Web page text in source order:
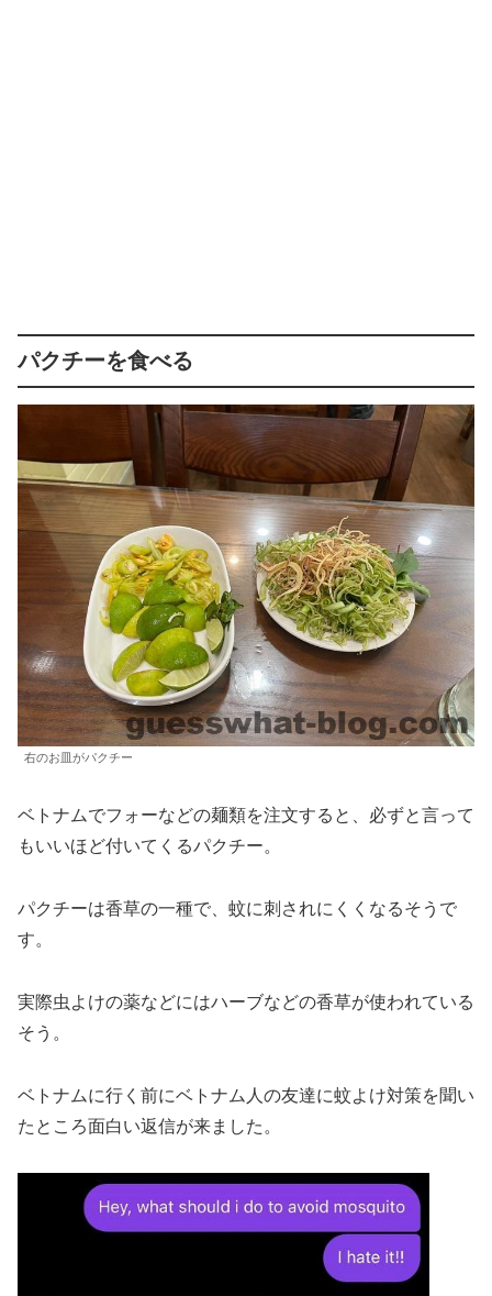
パクチーを食べる
右のお皿がパクチー
ベトナムでフォーなどの麺類を注文すると、必ずと言って
もいいほど付いてくるパクチー。
パクチーは香草の一種で、蚊に刺されにくくなるそうで
す。
実際虫よけの薬などにはハーブなどの香草が使われている
そう。
ベトナムに行く前にベトナム人の友達に蚊よけ対策を聞い
たところ面白い返信が来ました。